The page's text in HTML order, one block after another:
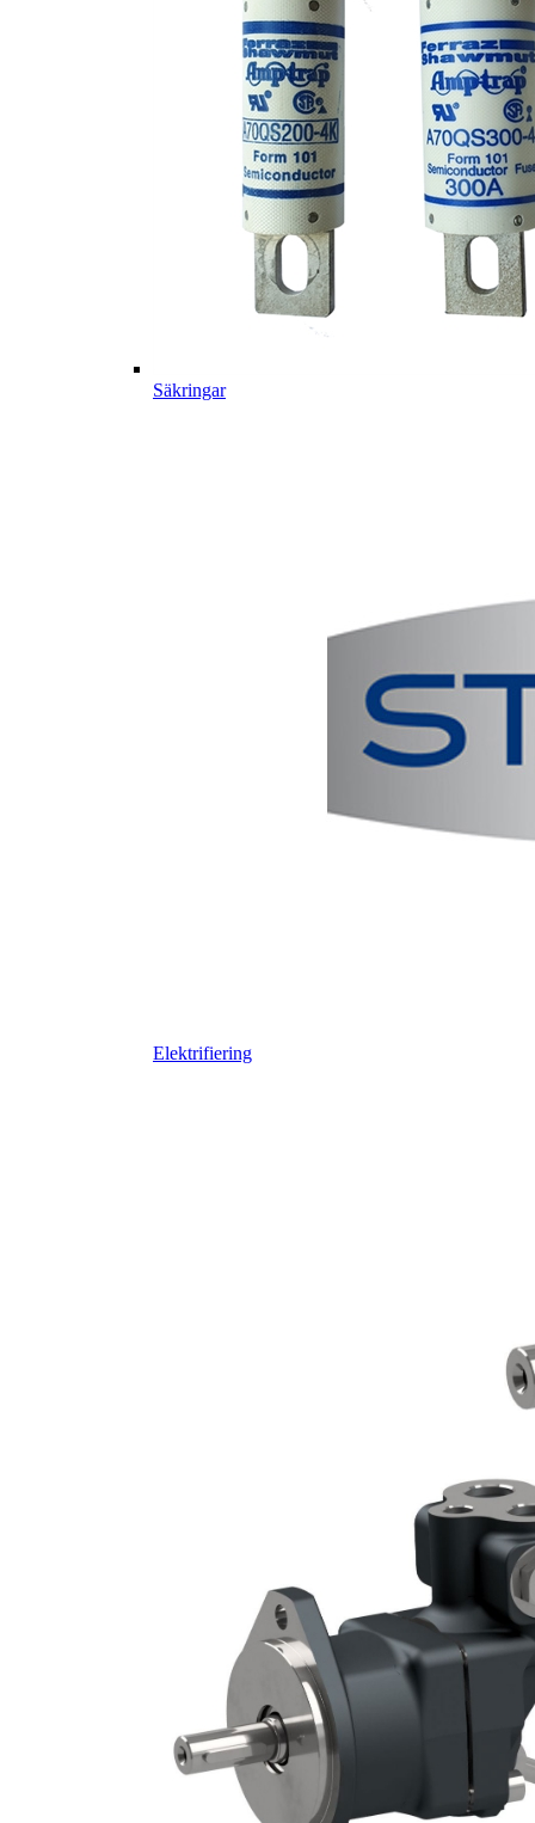
Säkringar
Elektrifiering